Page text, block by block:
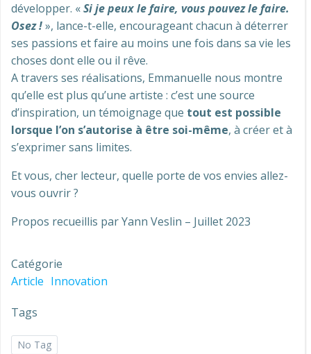
développer. «Si je peux le faire, vous pouvez le faire.
Osez !», lance-t-elle, encourageant chacun à déterrer
ses passions et faire au moins une fois dans sa vie les
choses dont elle ou il rêve.
A travers ses réalisations, Emmanuelle nous montre
qu’elle est plus qu’une artiste : c’est une source
d’inspiration, un témoignage que tout est possible
lorsque l’on s’autorise à être soi-même, à créer et à
s’exprimer sans limites.
Et vous, cher lecteur, quelle porte de vos envies allez-
vous ouvrir ?
Propos recueillis par Yann Veslin – Juillet 2023
Catégorie
Article Innovation
Tags
No Tag